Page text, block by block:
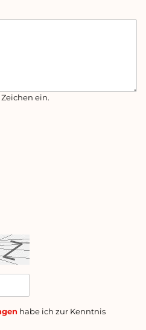
ein.
habe ich zur Kenntnis